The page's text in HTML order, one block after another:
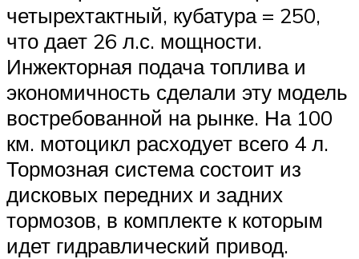
четырехтактный, кубатура = 250,
что дает 26 л.с. мощности.
Инжекторная подача топлива и
экономичность сделали эту модель
востребованной на рынке. На 100
км. мотоцикл расходует всего 4 л.
Тормозная система состоит из
дисковых передних и задних
тормозов, в комплекте к которым
идет гидравлический привод.